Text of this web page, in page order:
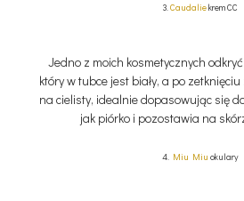
3.Caudaliekrem CC
Jedno z moich kosmetycznych
który w tubce jest biały, a po
na cielisty, idealnie dopasowując się
jak piórko i pozostawia na
4. Miu Miu okulary